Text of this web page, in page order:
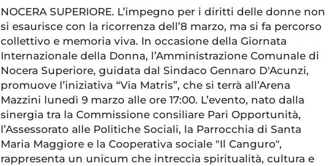
NOCERA SUPERIORE. L’impegno per i diritti delle donne non
si esaurisce con la ricorrenza dell’8 marzo, ma si fa percorso
collettivo e memoria viva. In occasione della Giornata
Internazionale della Donna, l’Amministrazione Comunale di
Nocera Superiore, guidata dal Sindaco Gennaro D'Acunzi,
promuove l’iniziativa “Via Matris”, che si terrà all’Arena
Mazzini lunedì 9 marzo alle ore 17:00. L’evento, nato dalla
sinergia tra la Commissione consiliare Pari Opportunità,
l’Assessorato alle Politiche Sociali, la Parrocchia di Santa
Maria Maggiore e la Cooperativa sociale "Il Canguro",
rappresenta un unicum che intreccia spiritualità, cultura e